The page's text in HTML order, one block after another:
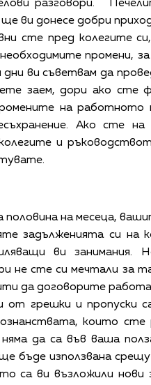
разговори.
ви донесе добри
сте пред колегите
промени,
ви съветвам да
заем, дори ако сте
на
Ако сте
колегите и
на месеца,
задълженията си на
ви
не сте си мечтали за
да договорите
грешки и пропуски
които
няма да са във ваша
бъде използвана
са ви възложили